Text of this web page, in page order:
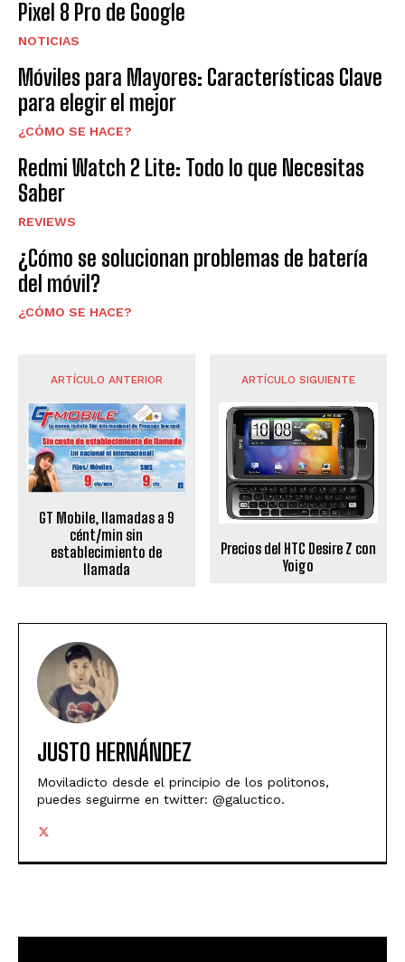
Pixel 8 Pro de Google
NOTICIAS
Móviles para Mayores: Características Clave
para elegir el mejor
¿CÓMO SE HACE?
Redmi Watch 2 Lite: Todo lo que Necesitas
Saber
REVIEWS
¿Cómo se solucionan problemas de batería
del móvil?
¿CÓMO SE HACE?
ARTÍCULO ANTERIOR
GT Mobile, llamadas a 9
cént/min sin
establecimiento de
llamada
ARTÍCULO SIGUIENTE
Precios del HTC Desire Z con
Yoigo
JUSTO HERNÁNDEZ
Moviladicto desde el principio de los politonos,
puedes seguirme en twitter: @galuctico.